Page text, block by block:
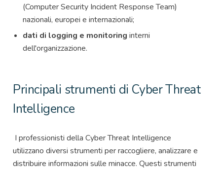
(Computer Security Incident Response Team)
nazionali, europei e internazionali;
dati di logging e monitoring interni
dell'organizzazione.
Principali strumenti di Cyber Threat
Intelligence
I professionisti della Cyber Threat Intelligence
utilizzano diversi strumenti per raccogliere, analizzare e
distribuire informazioni sulle minacce. Questi strumenti